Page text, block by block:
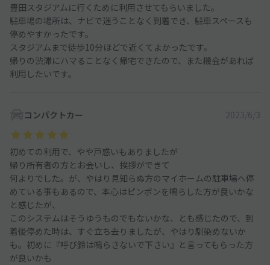
豊田スタジアムに行くために利用させてもらいました。
駐車場の場所は、ナビで迷うことなく到着でき、駐車スペースも
停めやすかったです。
スタジアムまで徒歩10分ほどで近くてよかったです。
帰りの渋滞にハマることなく帰宅できたので、また機会があれば
利用したいです。
コンパクトカー 2023/6/3
初めての利用で、やや戸惑いもありましたが
帰り所有者の方とお会いし、挨拶ができて
何よりでした。が、やはり見知らぬ方のマイホームの駐車場へ停
めている事もあるので、本心はピンポンを鳴らした方が良いかな
と感じたが、
このシステムはそうゆうものでもないかな、とも感じたので、到
着後停めた時は、すぐ立ち去りましたが、やはり馴染めないか
も。初めに『呼び鈴は鳴らさないで下さい』と言ってもらった方
が良いかも